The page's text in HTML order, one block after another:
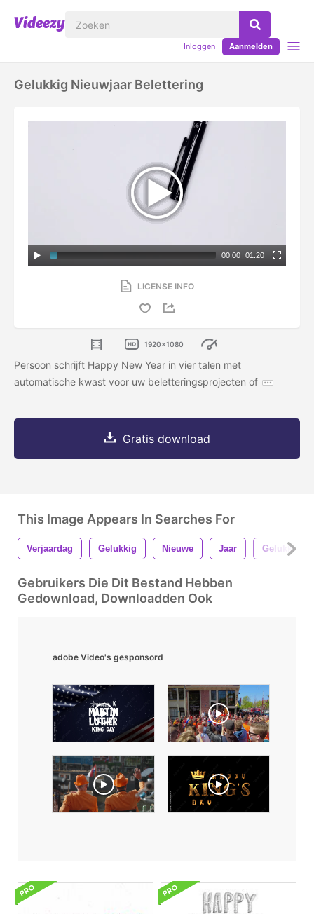
Inloggen Aanmelden
Gelukkig Nieuwjaar Belettering
00:00 | 01:20
LICENSE INFO
1920x1080
Persoon schrijft Happy New Year in vier talen met
automatische kwast voor uw beletteringsprojecten of
Gratis download
This Image Appears In Searches For
Verjaardag Gelukkig Nieuwe Jaar Gelukkig
Gebruikers Die Dit Bestand Hebben
Gedownload, Downloadden Ook
adobe Video's gesponsord